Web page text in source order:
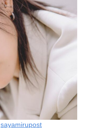
sayamirupost